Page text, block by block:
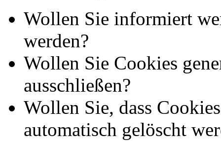
Wollen Sie informiert
werden?
Wollen Sie Cookies
ausschließen?
Wollen Sie, dass
automatisch gelöscht